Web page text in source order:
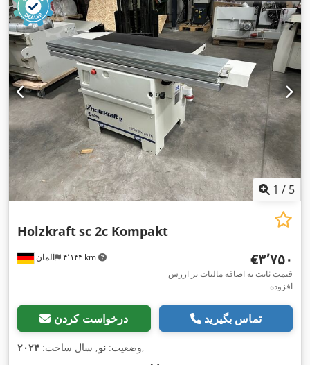
1 / 5
آلمان ۴٬۱۴۴ km
Holzkraftsc 2c Kompakt
‎€۳٬۷۵۰
قیمت ثابت به اضافه مالیات بر ارزش
افزوده
درخواست کردن تماس بگیرید
وضعیت: نو, سال ساخت: ۲۰۲۴ ,